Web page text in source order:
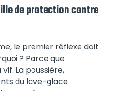
de protection contre
le premier réflexe doit
? Parce que
La poussière,
du lave-glace